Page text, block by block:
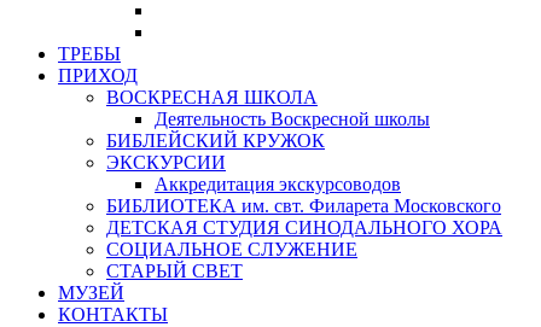
ТРЕБЫ
ПРИХОД
ВОСКРЕСНАЯ ШКОЛА
Деятельность Воскресной школы
БИБЛЕЙСКИЙ КРУЖОК
ЭКСКУРСИИ
Аккредитация экскурсоводов
БИБЛИОТЕКА им. свт. Филарета Московского
ДЕТСКАЯ СТУДИЯ СИНОДАЛЬНОГО ХОРА
СОЦИАЛЬНОЕ СЛУЖЕНИЕ
СТАРЫЙ СВЕТ
МУЗЕЙ
КОНТАКТЫ